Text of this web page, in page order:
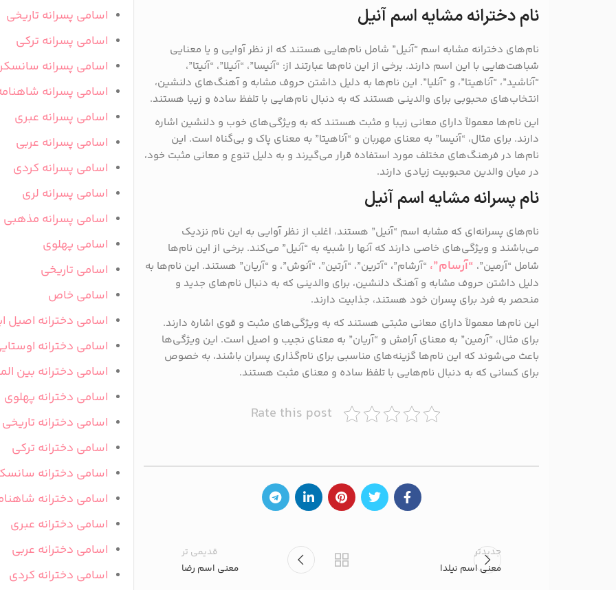
نام دخترانه مشایه اسم آنیل
نام‌های دخترانه مشابه اسم “آنیل” شامل نام‌هایی هستند که از نظر آوایی و یا معنایی
شباهت‌هایی با این اسم دارند. برخی از این نام‌ها عبارتند از: “آنیسا”، “آنیلا”، “آنیتا”،
“آناشید”، “آناهیتا”، و “آنلیا”. این نام‌ها به دلیل داشتن حروف مشابه و آهنگ‌های دلنشین،
انتخاب‌های محبوبی برای والدینی هستند که به دنبال نام‌هایی با تلفظ ساده و زیبا هستند.
این نام‌ها معمولاً دارای معانی زیبا و مثبت هستند که به ویژگی‌های خوب و دلنشین اشاره
دارند. برای مثال، “آنیسا” به معنای مهربان و “آناهیتا” به معنای پاک و بی‌گناه است. این
نام‌ها در فرهنگ‌های مختلف مورد استفاده قرار می‌گیرند و به دلیل تنوع و معانی مثبت خود،
در میان والدین محبوبیت زیادی دارند.
نام پسرانه مشایه اسم آنیل
نام‌های پسرانه‌ای که مشابه اسم “آنیل” هستند، اغلب از نظر آوایی به این نام نزدیک
می‌باشند و ویژگی‌های خاصی دارند که آنها را شبیه به “آنیل” می‌کند. برخی از این نام‌ها
شامل “آرمین”، “آرسام”، “آرشام”، “آترین”، “آرتین”، “آنوش”، و “آریان” هستند. این نام‌ها به
دلیل داشتن حروف مشابه و آهنگ دلنشین، برای والدینی که به دنبال نام‌های جدید و
منحصر به فرد برای پسران خود هستند، جذابیت دارند.
این نام‌ها معمولاً دارای معانی مثبتی هستند که به ویژگی‌های مثبت و قوی اشاره دارند.
برای مثال، “آرمین” به معنای آرامش و “آریان” به معنای نجیب و اصیل است. این ویژگی‌ها
باعث می‌شوند که این نام‌ها گزینه‌های مناسبی برای نام‌گذاری پسران باشند، به خصوص
برای کسانی که به دنبال نام‌هایی با تلفظ ساده و معنای مثبت هستند.
Rate this post
جدیدتر
معنی اسم نیلدا
قدیمی تر
معنی اسم رضا
اسامی پسرانه تاریخی
اسامی پسرانه ترکی
اسامی پسرانه
اسامی پسرانه
اسامی پسرانه عبری
اسامی پسرانه عربی
اسامی پسرانه کردی
اسامی پسرانه لری
اسامی پسرانه مذهبی
اسامی پهلوی
اسامی تاریخی
اسامی خاص
اسامی دخترانه اصیل
اسامی دخترانه
اسامی دخترانه بین
اسامی دخترانه پهلوی
اسامی دخترانه تاریخی
اسامی دخترانه ترکی
اسامی دخترانه
اسامی دخترانه
اسامی دخترانه عبری
اسامی دخترانه عربی
اسامی دخترانه کردی